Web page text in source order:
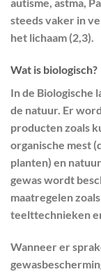
autisme, astma,
steeds vaker in
het lichaam (2,3).
Wat is biologisch?
In de Biologische
de natuur. Er
producten zoals
organische mest
planten) en
gewas wordt
maatregelen
teelttechnieken
Wanneer er